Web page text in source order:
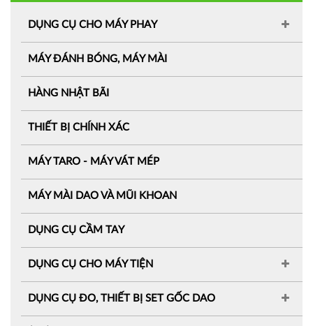
DỤNG CỤ CHO MÁY PHAY
MÁY ĐÁNH BÓNG, MÁY MÀI
HÀNG NHẬT BÃI
THIẾT BỊ CHÍNH XÁC
MÁY TARO - MÁY VÁT MÉP
MÁY MÀI DAO VÀ MŨI KHOAN
DỤNG CỤ CẦM TAY
DỤNG CỤ CHO MÁY TIỆN
DỤNG CỤ ĐO, THIẾT BỊ SET GỐC DAO